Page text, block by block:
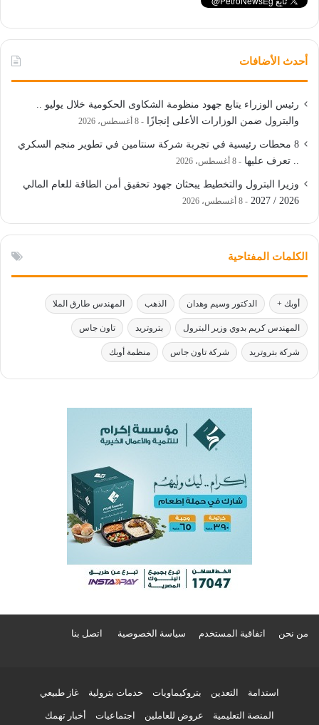
أحدث الأضافات
رئيس الوزراء يتابع جهود منظومة الشكاوى الحكومية خلال يوليو ..
والبترول ضمن الوزارات الأعلى إنجازًا
8 أغسطس، 2026
8 محطات رئيسية في تجربة شركة سنتامين في تطوير منجم السكري
.. تعرف عليها
8 أغسطس، 2026
وزيرا البترول والتخطيط يبحثان جهود تحقيق أمن الطاقة للعام المالي
2026 / 2027
8 أغسطس، 2026
الكلمات المفتاحية
أوبك + الدكتور وسيم وهدان الذهب المهندس طارق الملا
المهندس كريم بدوي وزير البترول بتروتريد تاون جاس
شركة بتروتريد شركة تاون جاس منظمة أوبك
من نحن اتفاقية المستخدم سياسة الخصوصية اتصل بنا
استدامة التعدين بتروكيماويات خدمات بترولية غاز طبيعي
المنصة التعليمية عروض للعاملين اجتماعيات أخبار تهمك